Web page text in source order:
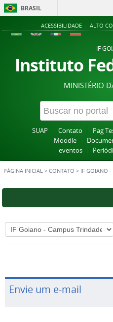
BRASIL
ACESSIBILIDADE ALTO
IF
Instituto
MINISTÉRIO
SUAP Contato Pag
Moodle
eventos
PÁGINA INICIAL > CONTATO > IF GOIANO -
Envie um e-mail